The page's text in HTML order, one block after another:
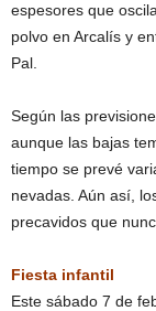
espesores que
polvo en Arcalís y
Pal.
Según las
aunque las bajas
tiempo se prevé
nevadas. Aún así,
precavidos que
Fiesta infantil
Este sábado 7 de